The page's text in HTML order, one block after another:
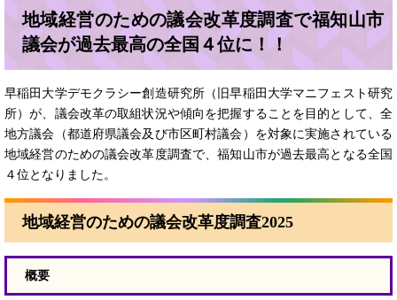
地域経営のための議会改革度調査で福知山市
議会が過去最高の全国４位に！！
早稲田大学デモクラシー創造研究所（旧早稲田大学マニフェスト研究
所）が、議会改革の取組状況や傾向を把握することを目的として、全
地方議会（都道府県議会及び市区町村議会）を対象に実施されている
地域経営のための議会改革度調査で、福知山市が過去最高となる全国
４位となりました。
地域経営のための議会改革度調査2025
概要